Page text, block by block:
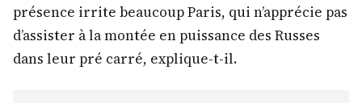
présence irrite beaucoup Paris, qui n’apprécie pas
d’assister à la montée en puissance des Russes
dans leur pré carré, explique-t-il.